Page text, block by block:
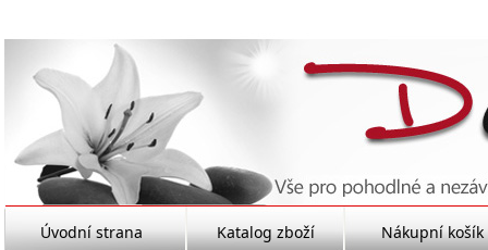
Úvodní strana Katalog zboží Nákupní košík